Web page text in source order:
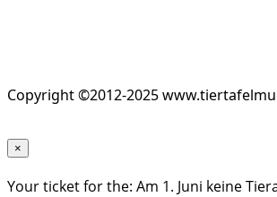
Copyright ©2012-2025
×
Your ticket for the: Am 1. Juni keine